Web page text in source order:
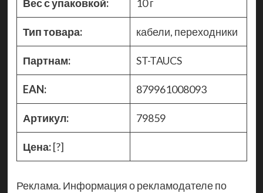
Вес с упаковкой: 10 г
Тип товара: кабели, переходники
Партнам: ST-TAUCS
EAN: 879961008093
Артикул: 79859
Цена:[?]
Реклама. Информация о рекламодателе по